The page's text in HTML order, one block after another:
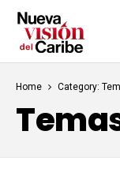
Home Category: